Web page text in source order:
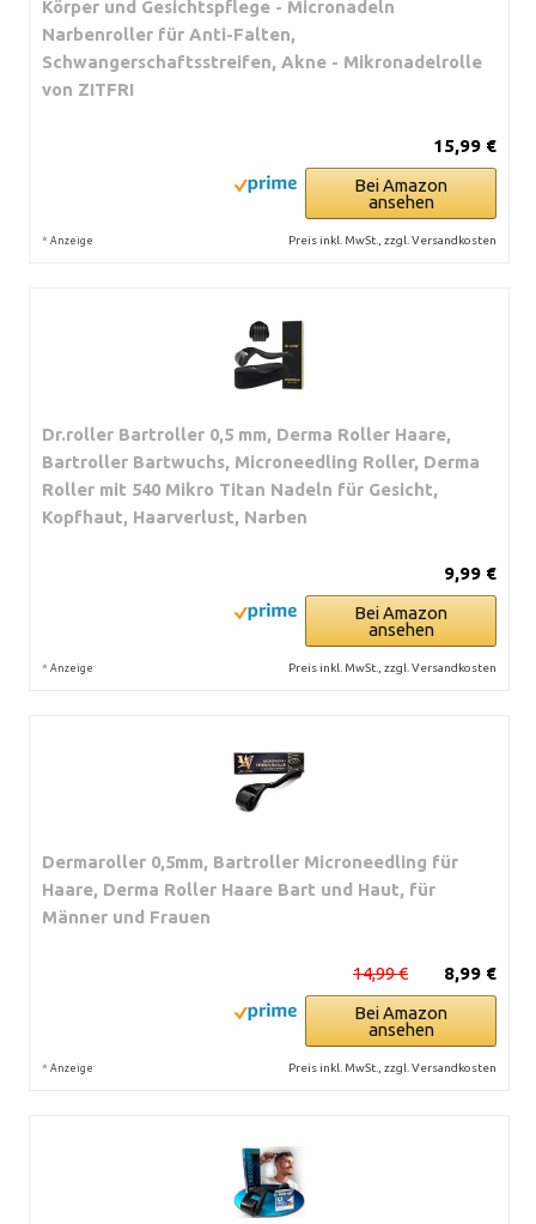
Körper und Gesichtspflege - Micronadeln
Narbenroller für Anti-Falten,
Schwangerschaftsstreifen, Akne - Mikronadelrolle
von ZITFRI
15,99 €
Bei Amazon
ansehen
* Anzeige Preis inkl. MwSt., zzgl. Versandkosten
Dr.roller Bartroller 0,5 mm, Derma Roller Haare,
Bartroller Bartwuchs, Microneedling Roller, Derma
Roller mit 540 Mikro Titan Nadeln für Gesicht,
Kopfhaut, Haarverlust, Narben
9,99 €
Bei Amazon
ansehen
* Anzeige Preis inkl. MwSt., zzgl. Versandkosten
Dermaroller 0,5mm, Bartroller Microneedling für
Haare, Derma Roller Haare Bart und Haut, für
Männer und Frauen
8,99 €
14,99 €
Bei Amazon
ansehen
* Anzeige Preis inkl. MwSt., zzgl. Versandkosten